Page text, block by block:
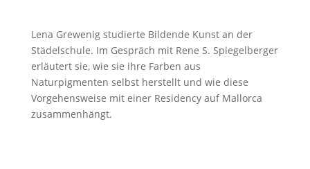
Lena Grewenig studierte Bildende Kunst an der
Städelschule. Im Gespräch mit Rene S. Spiegelberger
erläutert sie, wie sie ihre Farben aus
Naturpigmenten selbst herstellt und wie diese
Vorgehensweise mit einer Residency auf Mallorca
zusammenhängt.